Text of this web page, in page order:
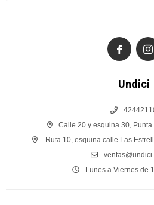
Undici
Calle 20 y esquina 30,
Ruta 10, esquina calle Las
Lunes a Viernes de
 